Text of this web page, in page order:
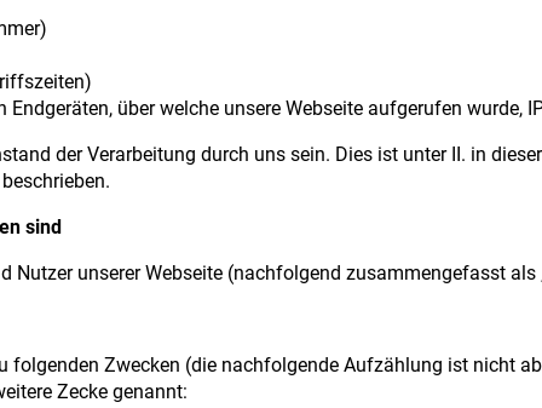
über welche unsere Webseite aufgerufen wurde,
der Verarbeitung durch uns sein. Dies ist unter II. in
sind
Nutzer unserer Webseite (nachfolgend zusammengefasst als
folgenden Zwecken (die nachfolgende Aufzählung ist nicht
Zecke genannt: